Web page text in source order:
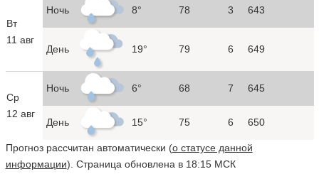
Вт
11 авг
Ночь 8° 78 3 643
День 19° 79 6 649
Ср
12 авг
Ночь 6° 68 7 645
День 15° 75 6 650
Прогноз рассчитан автоматически (о статусе данной
информации). Страница обновлена в 18:15 МСК